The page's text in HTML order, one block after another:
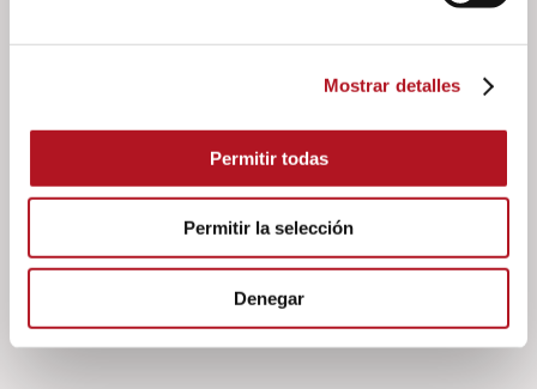
Mostrar detalles
Permitir todas
Permitir la selección
Denegar
Please login to download
Manual de uso e instrucción RA-0511/110 - RA-